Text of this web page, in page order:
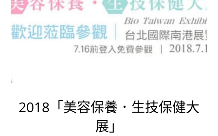
2018「美容保養．生技保健大
展」